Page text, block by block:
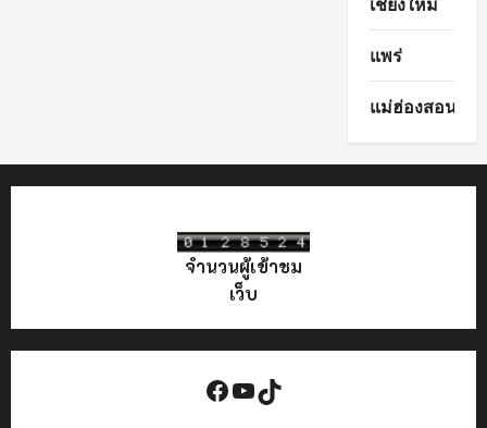
แพร่
แม่ฮ่องสอน
จำนวนผู้เข้าชม
เว็บ
Facebook
YouTube
TikTok